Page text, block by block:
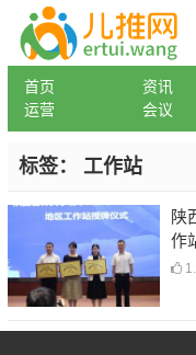
首页 资讯
运营
会议
标签： 工作站
陕
作